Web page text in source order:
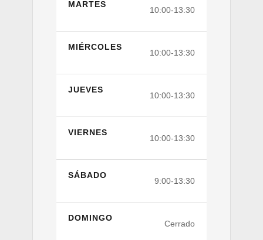
MARTES
10:00-13:30
MIÉRCOLES
10:00-13:30
JUEVES
10:00-13:30
VIERNES
10:00-13:30
SÁBADO
9:00-13:30
DOMINGO
Cerrado